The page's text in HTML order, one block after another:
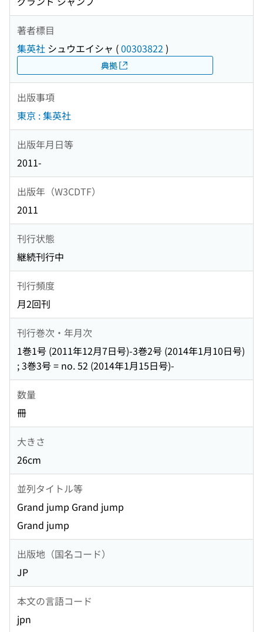
著者標目
集英社 シュウエイシャ (00303822 )
典拠
出版事項
東京 : 集英社
出版年月日等
2011-
出版年（W3CDTF）
2011
刊行状態
継続刊行中
刊行頻度
月2回刊
刊行巻次・年月次
1巻1号 (2011年12月7日号)-3巻2号 (2014年1月10日号)
; 3巻3号 = no. 52 (2014年1月15日号)-
数量
冊
大きさ
26cm
並列タイトル等
Grand jump Grand jump
Grand jump
出版地（国名コード）
JP
本文の言語コード
jpn